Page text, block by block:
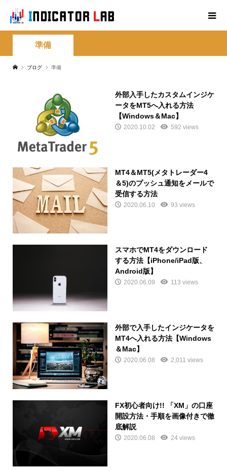
準備
ブログ 準備
外部入手したカスタムインジケ
ータをMT5へ入れる方法
【Windows＆Mac】
2020.10.02 592 views
MT4＆MT5(メタトレーダー4
＆5)のプッシュ通知をメールで
受信する方法
2020.06.10 93 views
スマホでMT4をダウンロード
する方法【iPhone/iPad版、
Android版】
2020.06.09 113 views
外部で入手したインジケータを
MT4へ入れる方法【Windows
＆Mac】
2020.06.08 2,011 views
FX初心者向け!! 「XM」の口座
開設方法・手順を画像付きで徹
底解説
2020.06.08 24 views